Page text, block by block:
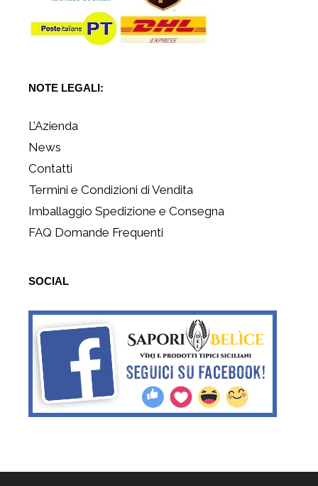
NOTE LEGALI:
L’Azienda
News
Contatti
Termini e Condizioni di Vendita
Imballaggio Spedizione e Consegna
FAQ Domande Frequenti
SOCIAL